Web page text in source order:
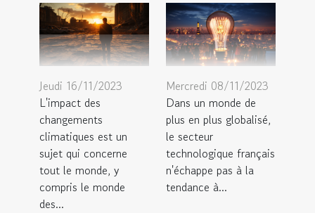
Jeudi 16/11/2023
L'impact des
changements
climatiques est un
sujet qui concerne
tout le monde, y
compris le monde
des...
Mercredi 08/11/2023
Dans un monde de
plus en plus globalisé,
le secteur
technologique français
n'échappe pas à la
tendance à...